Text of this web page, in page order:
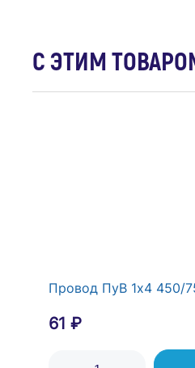
С ЭТИМ
Провод ПуВ 1х4 450/
61 ₽